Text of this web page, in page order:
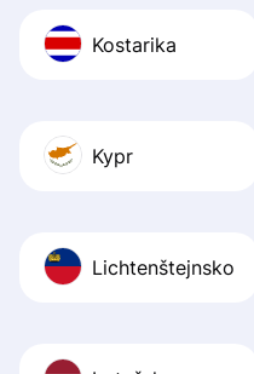
Kostarika
Kypr
Lichtenštejnsko